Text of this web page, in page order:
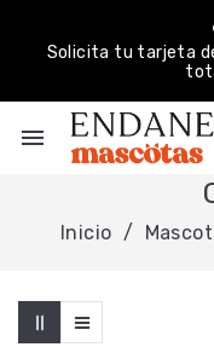
Solicita tu tarjeta
menu
Inicio